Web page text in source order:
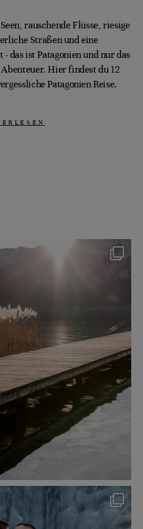
rauschende Flüsse, riesige
Straßen und eine
das ist Patagonien und nur das
Hier findest du 12
Patagonien Reise.